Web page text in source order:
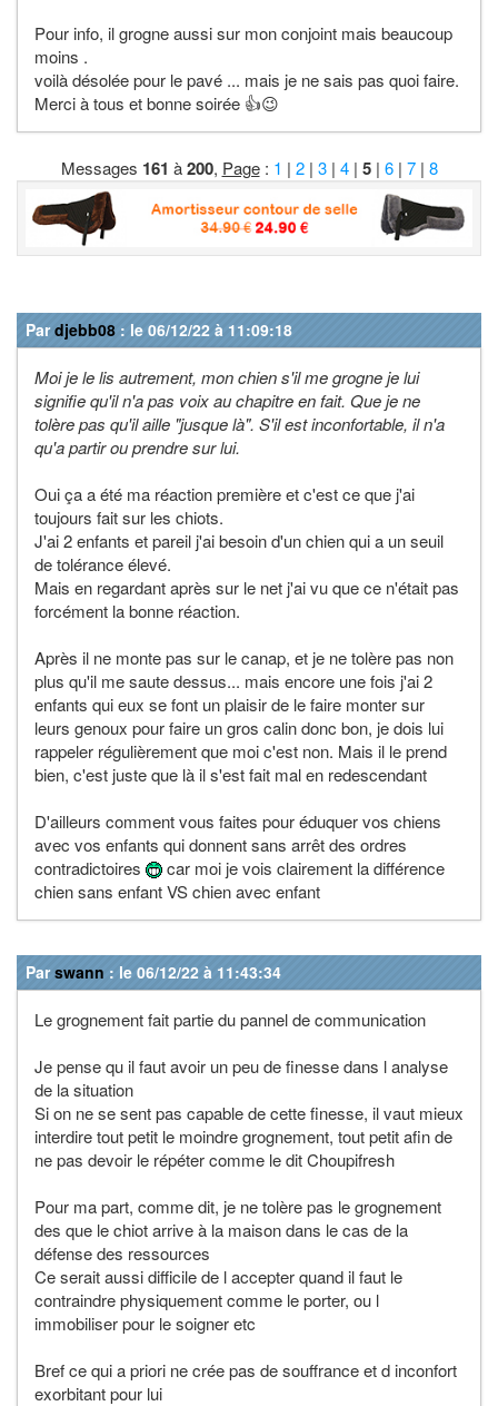
Pour info, il grogne aussi sur mon conjoint mais beaucoup
moins .
voilà désolée pour le pavé ... mais je ne sais pas quoi faire.
Merci à tous et bonne soirée 👍😉
Messages 161 à200, Page: 1 | 2| 3| 4| 5| 6| 7| 8
Pardjebb08 : le 06/12/22 à 11:09:18
Moi je le lis autrement, mon chien s'il me grogne je lui
signifie qu'il n'a pas voix au chapitre en fait. Que je ne
tolère pas qu'il aille "jusque là". S'il est inconfortable, il n'a
qu'a partir ou prendre sur lui.
Oui ça a été ma réaction première et c'est ce que j'ai
toujours fait sur les chiots.
J'ai 2 enfants et pareil j'ai besoin d'un chien qui a un seuil
de tolérance élevé.
Mais en regardant après sur le net j'ai vu que ce n'était pas
forcément la bonne réaction.
Après il ne monte pas sur le canap, et je ne tolère pas non
plus qu'il me saute dessus... mais encore une fois j'ai 2
enfants qui eux se font un plaisir de le faire monter sur
leurs genoux pour faire un gros calin donc bon, je dois lui
rappeler régulièrement que moi c'est non. Mais il le prend
bien, c'est juste que là il s'est fait mal en redescendant
D'ailleurs comment vous faites pour éduquer vos chiens
avec vos enfants qui donnent sans arrêt des ordres
contradictoires
car moi je vois clairement la différence
chien sans enfant VS chien avec enfant
Parswann : le 06/12/22 à 11:43:34
Le grognement fait partie du pannel de communication
Je pense qu il faut avoir un peu de finesse dans l analyse
de la situation
Si on ne se sent pas capable de cette finesse, il vaut mieux
interdire tout petit le moindre grognement, tout petit afin de
ne pas devoir le répéter comme le dit Choupifresh
Pour ma part, comme dit, je ne tolère pas le grognement
des que le chiot arrive à la maison dans le cas de la
défense des ressources
Ce serait aussi difficile de l accepter quand il faut le
contraindre physiquement comme le porter, ou l
immobiliser pour le soigner etc
Bref ce qui a priori ne crée pas de souffrance et d inconfort
exorbitant pour lui